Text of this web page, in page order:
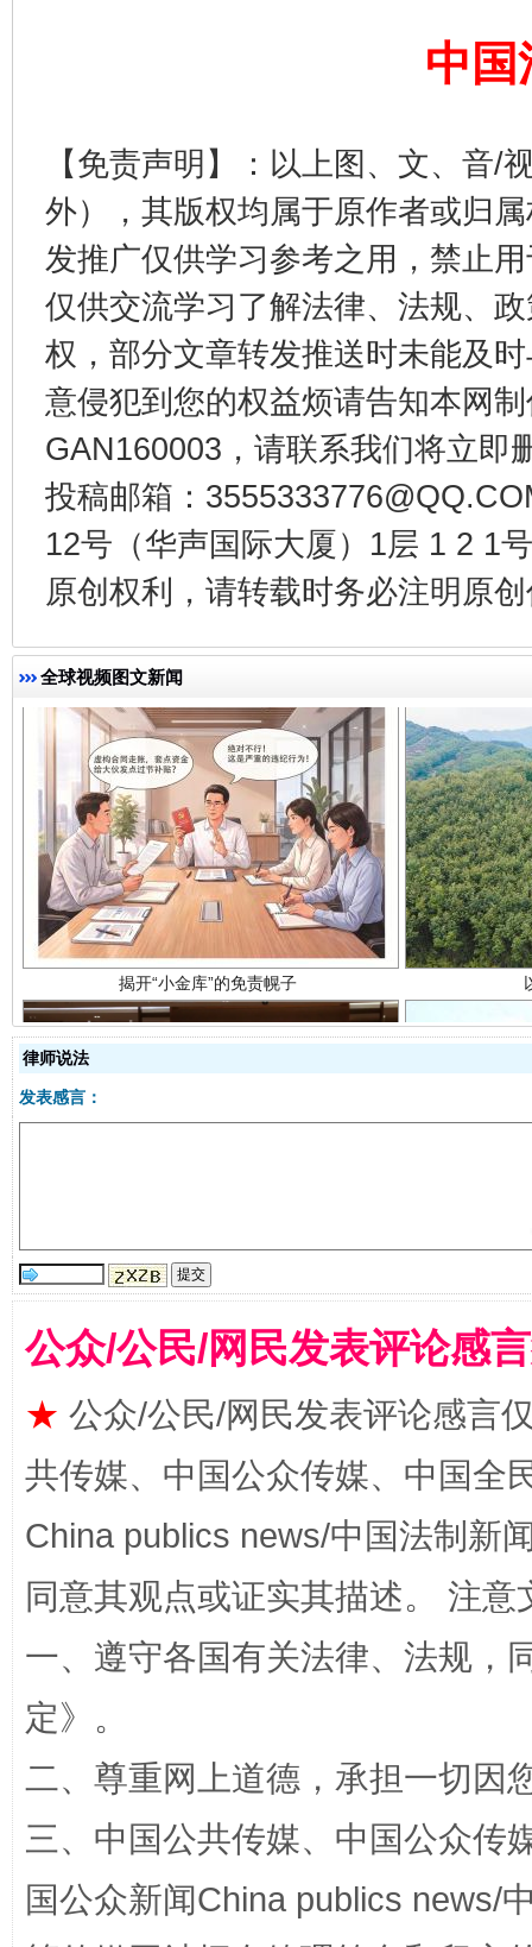
中国
【免责声明】：以上图、文、音/
外），其版权均属于原作者或归
发推广仅供学习参考之用，禁止
仅供交流学习了解法律、法规、
权，部分文章转发推送时未能及
意侵犯到您的权益烦请告知本网
GAN160003，请联系我们将立即
投稿邮箱：
12号（华声国际大厦）1层 1 2 1
原创权利，请转载时务必注明原
全球视频图文新闻
东山县通报“牛蛙产品抗生素超标问题” 法
揭开“小金库”的免责幌子
全民健身五年计划来了！等你上场
阿坝州三大球赛在茂县开幕 规模
律师说法
发表感言：
公众/公民/网民发表评论感
★ 公众/公民/网民发表评论感言
共传媒、中国公众传媒、中国全
China publics news/中国法制新
同意其观点或证实其描述。 注
一、遵守各国有关法律、法规，
定》。
二、尊重网上道德，承担一切因
三、中国公共传媒、中国公众传
国公众新闻China publics news/